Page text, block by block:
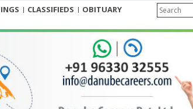
CLASSIFIEDS OBITUARY